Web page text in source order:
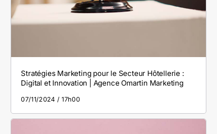
Stratégies Marketing pour le Secteur Hôtellerie :
Digital et Innovation | Agence Omartin Marketing
07/11/2024 17h00